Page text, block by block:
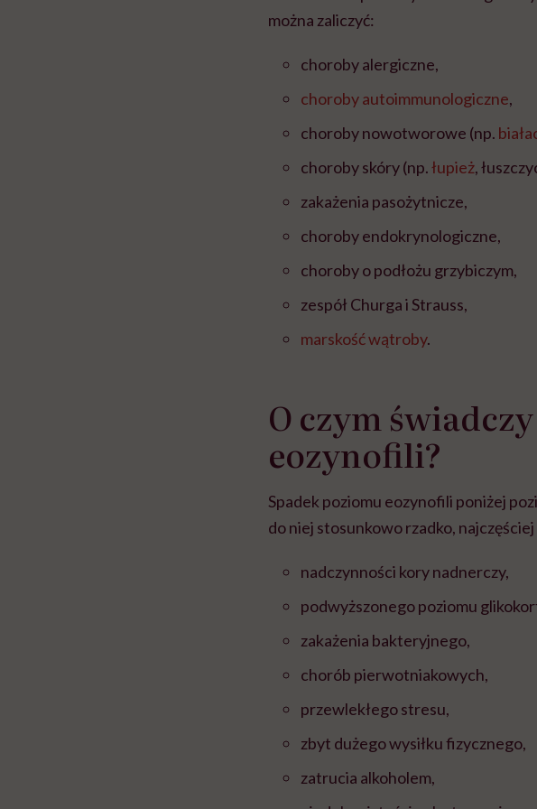
można zaliczyć:
choroby alergiczne,
choroby autoimmunologiczne,
choroby nowotworowe (np.
choroby skóry (np.łupież,
zakażenia pasożytnicze,
choroby endokrynologiczne,
choroby o podłożu grzybiczym,
zespół Churga i Strauss,
marskość wątroby.
O czym
eozynofili?
Spadek poziomu eozynofili poniżej
do niej stosunkowo rzadko, najczęściej
nadczynności kory nadnerczy,
podwyższonego poziomu
zakażenia bakteryjnego,
chorób pierwotniakowych,
przewlekłego stresu,
zbyt dużego wysiłku fizycznego,
zatrucia alkoholem,